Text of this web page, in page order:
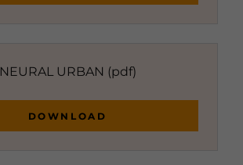
NEURAL URBAN (pdf)
DOWNLOAD